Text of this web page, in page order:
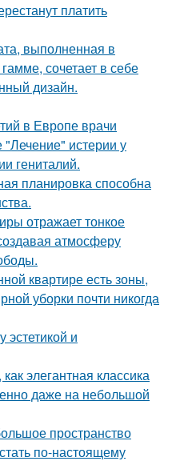
платить
выполненная в
сочетает в себе
дизайн.
в Европе врачи
"Лечение" истерии у
гениталий.
планировка способна
отражает тонкое
атмосферу
квартире есть зоны,
уборки почти никогда
эстетикой и
элегантная классика
даже на небольшой
пространство
по-настоящему